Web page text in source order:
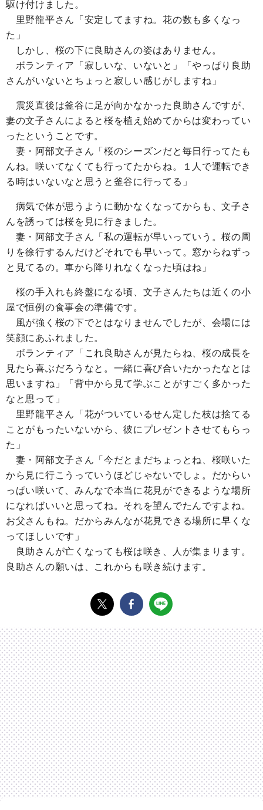
駆け付けました。
里野龍平さん「安定してますね。花の数も多くなっ
た」
しかし、桜の下に良助さんの姿はありません。
ボランティア「寂しいな、いないと」「やっぱり良助
さんがいないとちょっと寂しい感じがしますね」
震災直後は釜谷に足が向かなかった良助さんですが、
妻の文子さんによると桜を植え始めてからは変わってい
ったということです。
妻・阿部文子さん「桜のシーズンだと毎日行ってたも
んね。咲いてなくても行ってたからね。１人で運転でき
る時はいないなと思うと釜谷に行ってる」
病気で体が思うように動かなくなってからも、文子さ
んを誘っては桜を見に行きました。
妻・阿部文子さん「私の運転が早いっていう。桜の周
りを徐行するんだけどそれでも早いって。窓からねずっ
と見てるの。車から降りれなくなった頃はね」
桜の手入れも終盤になる頃、文子さんたちは近くの小
屋で恒例の食事会の準備です。
風が強く桜の下でとはなりませんでしたが、会場には
笑顔にあふれました。
ボランティア「これ良助さんが見たらね、桜の成長を
見たら喜ぶだろうなと。一緒に喜び合いたかったなとは
思いますね」「背中から見て学ぶことがすごく多かった
なと思って」
里野龍平さん「花がついているせん定した枝は捨てる
ことがもったいないから、彼にプレゼントさせてもらっ
た」
妻・阿部文子さん「今だとまだちょっとね、桜咲いた
から見に行こうっていうほどじゃないでしょ。だからい
っぱい咲いて、みんなで本当に花見ができるような場所
になればいいと思ってね。それを望んでたんですよね。
お父さんもね。だからみんなが花見できる場所に早くな
ってほしいです」
良助さんが亡くなっても桜は咲き、人が集まります。
良助さんの願いは、これからも咲き続けます。